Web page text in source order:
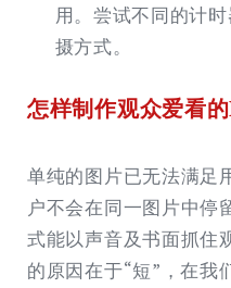
用。尝试不同的计
摄方式。
怎样制作观众爱看
单纯的图片已无法满足
户不会在同一图片中停
式能以声音及书面抓住
的原因在于“短”，在我